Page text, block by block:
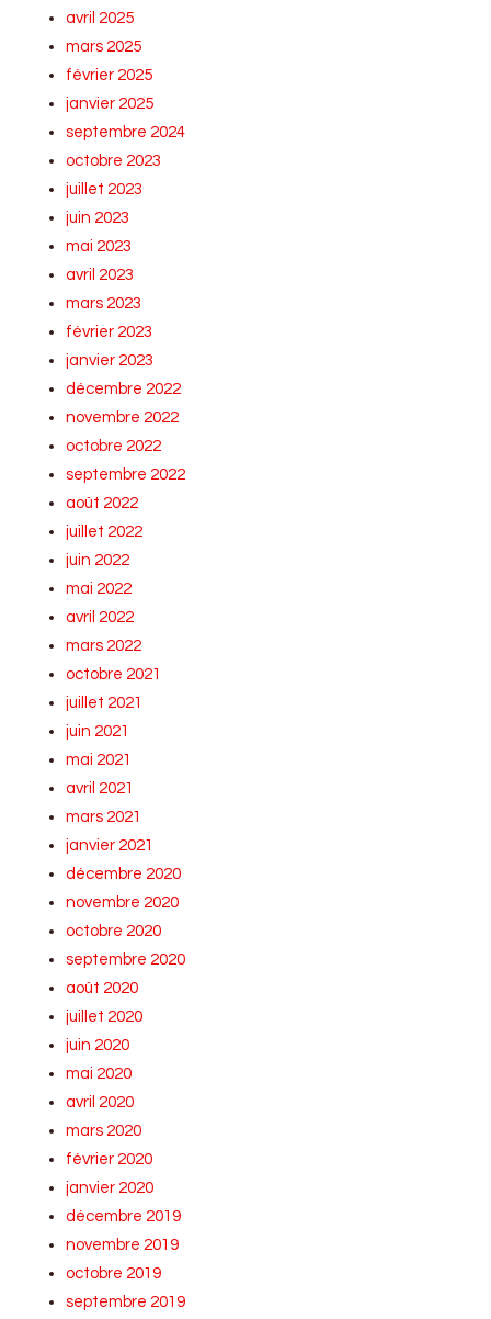
avril 2025
mars 2025
février 2025
janvier 2025
septembre 2024
octobre 2023
juillet 2023
juin 2023
mai 2023
avril 2023
mars 2023
février 2023
janvier 2023
décembre 2022
novembre 2022
octobre 2022
septembre 2022
août 2022
juillet 2022
juin 2022
mai 2022
avril 2022
mars 2022
octobre 2021
juillet 2021
juin 2021
mai 2021
avril 2021
mars 2021
janvier 2021
décembre 2020
novembre 2020
octobre 2020
septembre 2020
août 2020
juillet 2020
juin 2020
mai 2020
avril 2020
mars 2020
février 2020
janvier 2020
décembre 2019
novembre 2019
octobre 2019
septembre 2019